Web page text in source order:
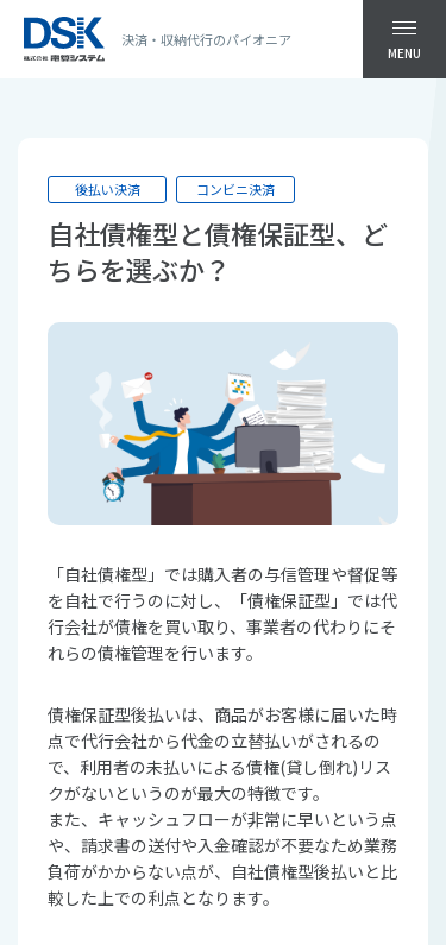
決済・収納代行のパイオニア
MENU
後払い決済 コンビニ決済
自社債権型と債権保証型、ど
ちらを選ぶか？
「自社債権型」では購入者の与信管理や督促等
を自社で行うのに対し、「債権保証型」では代
行会社が債権を買い取り、事業者の代わりにそ
れらの債権管理を行います。
債権保証型後払いは、商品がお客様に届いた時
点で代行会社から代金の立替払いがされるの
で、利用者の未払いによる債権(貸し倒れ)リス
クがないというのが最大の特徴です。
また、キャッシュフローが非常に早いという点
や、請求書の送付や入金確認が不要なため業務
負荷がかからない点が、自社債権型後払いと比
較した上での利点となります。